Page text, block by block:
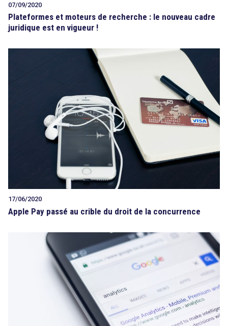
07/09/2020
Plateformes et moteurs de recherche : le nouveau cadre
juridique est en vigueur !
17/06/2020
Apple Pay passé au crible du droit de la concurrence